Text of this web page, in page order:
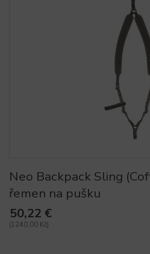
Neo Backpack Sling
řemen na pušku
50,22 €
(1240,00 Kč)